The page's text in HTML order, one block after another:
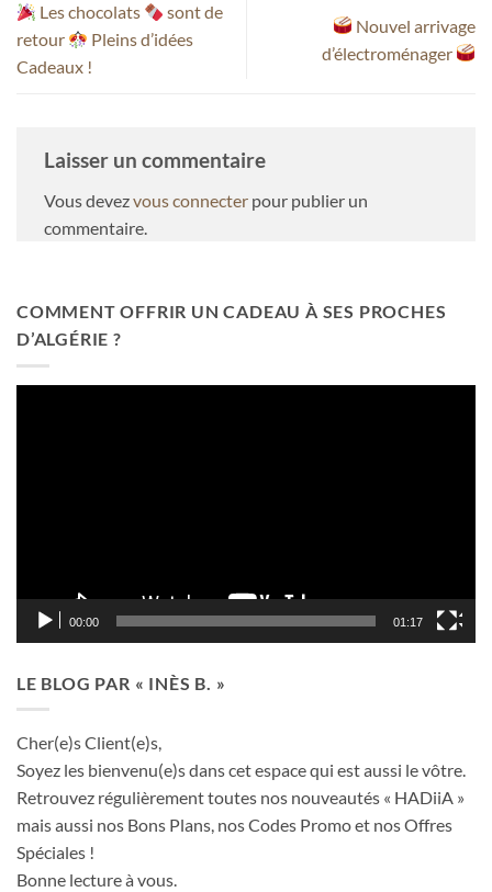
Les chocolats
sont de
retour
Pleins d’idées
Cadeaux !
Nouvel arrivage
d’électroménager
Laisser un commentaire
Vous devezvous connecter pour publier un
commentaire.
COMMENT OFFRIR UN CADEAU À SES PROCHES
D’ALGÉRIE ?
00:00 01:17
LE BLOG PAR « INÈS B. »
Cher(e)s Client(e)s,
Soyez les bienvenu(e)s dans cet espace qui est aussi le vôtre.
Retrouvez régulièrement toutes nos nouveautés « HADiiA »
mais aussi nos Bons Plans, nos Codes Promo et nos Offres
Spéciales !
Bonne lecture à vous.